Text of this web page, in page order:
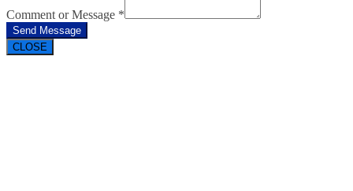
Comment or Message *
Send Message
CLOSE